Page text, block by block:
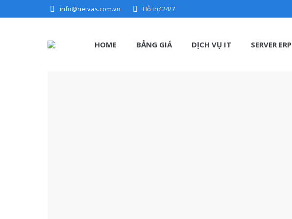
info@netvas.com.vn Hỗ trợ 24/7
HOME BẢNG GIÁ DỊCH VỤ IT SERVER ERP